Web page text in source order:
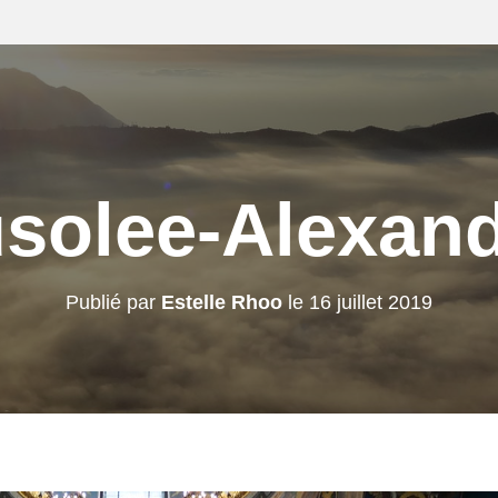
Publié par Estelle Rhoo le 16 juillet 2019